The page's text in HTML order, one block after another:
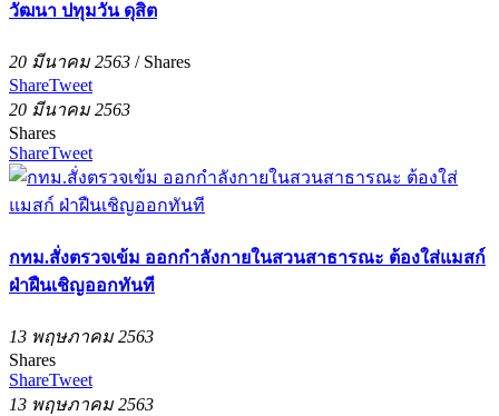
วัฒนา ปทุมวัน ดุสิต
20 มีนาคม 2563 / Shares
ShareTweet
20 มีนาคม 2563
Shares
ShareTweet
กทม.สั่งตรวจเข้ม ออกกำลังกายในสวนสาธารณะ ต้องใส่แมสก์
ฝ่าฝืนเชิญออกทันที
13 พฤษภาคม 2563
Shares
ShareTweet
13 พฤษภาคม 2563